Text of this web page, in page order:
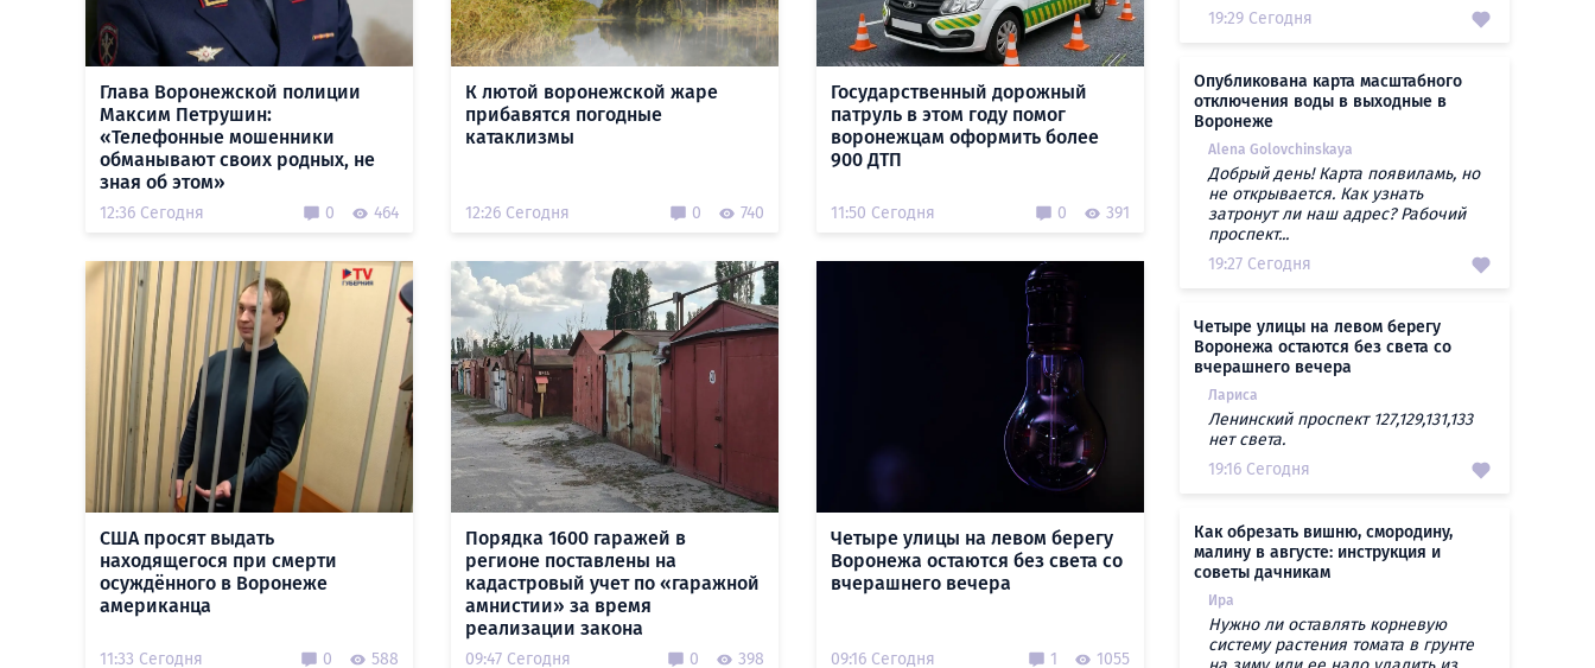
Глава Воронежской полиции
Максим Петрушин:
«Телефонные мошенники
обманывают своих родных, не
зная об этом»
12:36 Сегодня 0 464
К лютой воронежской жаре
прибавятся погодные
катаклизмы
12:26 Сегодня 0 740
Государственный дорожный
патруль в этом году помог
воронежцам оформить более
900 ДТП
11:50 Сегодня 0 391
США просят выдать
находящегося при смерти
осуждённого в Воронеже
американца
11:33 Сегодня 0 588
Порядка 1600 гаражей в
регионе поставлены на
кадастровый учет по «гаражной
амнистии» за время
реализации закона
09:47 Сегодня 0 398
Четыре улицы на левом берегу
Воронежа остаются без света со
вчерашнего вечера
09:16 Сегодня 1 1055
19:29 Сегодня
Опубликована карта масштабного
отключения воды в выходные в
Воронеже
Alena Golovchinskaya
Добрый день! Карта появиламь, но
не открывается. Как узнать
затронут ли наш адрес? Рабочий
проспект...
19:27 Сегодня
Четыре улицы на левом берегу
Воронежа остаются без света со
вчерашнего вечера
Лариса
Ленинский проспект 127,129,131,133
нет света.
19:16 Сегодня
Как обрезать вишню, смородину,
малину в августе: инструкция и
советы дачникам
Ира
Нужно ли оставлять корневую
систему растения томата в грунте